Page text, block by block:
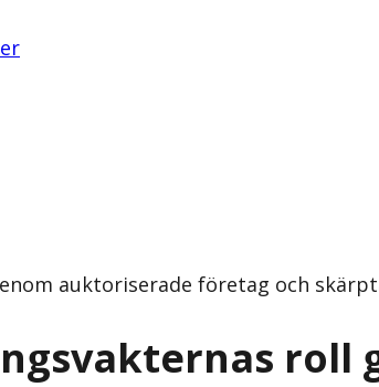
auktoriserade företag och
roll